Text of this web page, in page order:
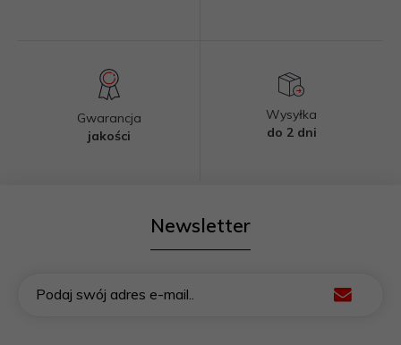
Gwarancja
jakości
Wysyłka
do 2 dni
Newsletter
Podaj swój adres e-mail..